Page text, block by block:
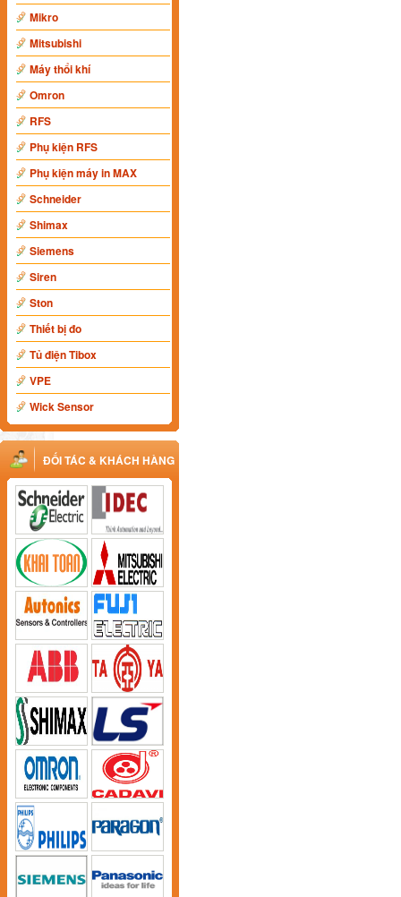
Mikro
Mitsubishi
Máy thổi khí
Omron
RFS
Phụ kiện RFS
Phụ kiện máy in MAX
Schneider
Shimax
Siemens
Siren
Ston
Thiết bị đo
Tủ điện Tibox
VPE
Wick Sensor
ĐỐI TÁC & KHÁCH HÀNG